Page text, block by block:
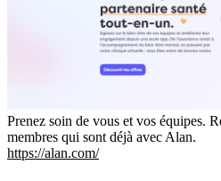
Prenez soin de vous et vos équipes.
membres qui sont déjà avec Alan.
https://alan.com/